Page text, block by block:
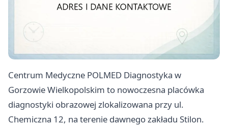
Centrum Medyczne POLMED Diagnostyka w
Gorzowie Wielkopolskim to nowoczesna placówka
diagnostyki obrazowej zlokalizowana przy ul.
Chemiczna 12, na terenie dawnego zakładu Stilon.